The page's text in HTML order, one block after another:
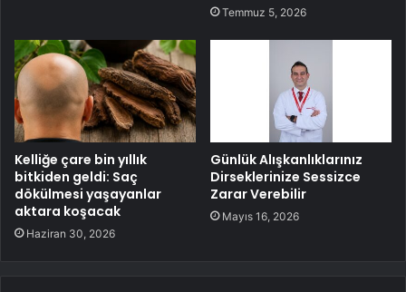
Temmuz 5, 2026
Kelliğe çare bin yıllık
bitkiden geldi: Saç
dökülmesi yaşayanlar
aktara koşacak
Haziran 30, 2026
Günlük Alışkanlıklarınız
Dirseklerinize Sessizce
Zarar Verebilir
Mayıs 16, 2026